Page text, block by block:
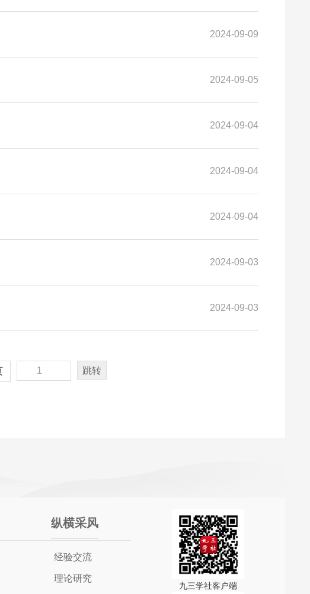
2024-09-09
2024-09-05
2024-09-04
2024-09-04
2024-09-04
2024-09-03
2024-09-03
跳转
纵横采风
经验交流
理论研究
九三学社客户端